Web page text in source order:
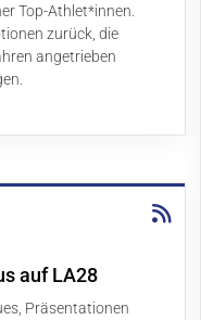
Top-Athlet*innen.
zurück, die
angetrieben
auf LA28
Präsentationen